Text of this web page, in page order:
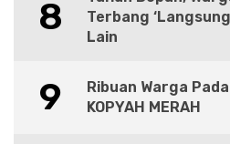
8
Terbang
Lain
9
Ribuan Warga Padati Halal bi
KOPYAH MERAH